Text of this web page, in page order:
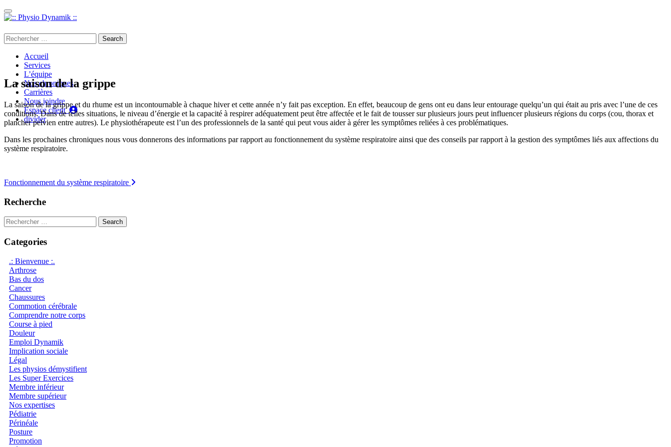
Passer au contenu
Search
for:
Accueil
Services
L’équipe
Nos chroniques
Carrières
Nous joindre
Espace client
divider
La saison de la grippe
La saison de la grippe et du rhume est un incontournable à chaque hiver et cette année n’y fait pas exception. En effet, beaucoup de gens ont eu dans leur entourage quelqu’un qui était au pris avec l’une de ces
conditions. Dans de telles situations, le niveau d’énergie et la capacité à respirer adéquatement peut être affectée et le fait de tousser sur plusieurs jours peut influencer plusieurs régions du corps (cou, thorax et
plancher pelvien entre autres). Le physiothérapeute est l’un des professionnels de la santé qui peut vous aider à gérer les symptômes reliées à ces problématiques.
Dans les prochaines chroniques nous vous donnerons des informations par rapport au fonctionnement du système respiratoire ainsi que des conseils par rapport à la gestion des symptômes liés aux affections du
système respiratoire.
Navigation
des
Fonctionnement du système respiratoire
Recherche
Search
for:
Categories
.: Bienvenue :.
Arthrose
Bas du dos
Cancer
Chaussures
Commotion cérébrale
Comprendre notre corps
Course à pied
Douleur
Emploi Dynamik
Implication sociale
Légal
Les physios démystifient
Les Super Exercices
Membre inférieur
Membre supérieur
Nos expertises
Pédiatrie
Périnéale
Posture
Promotion